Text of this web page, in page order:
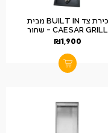
כירת צד BUILT IN מבית
CAESAR GRILL – שחור
₪1,900